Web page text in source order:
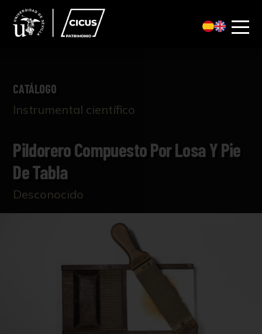
CATÁLOGO
Instrumental científico
Pildorero Compuesto Por Losa Y Pie
De Tabla
Desconocido